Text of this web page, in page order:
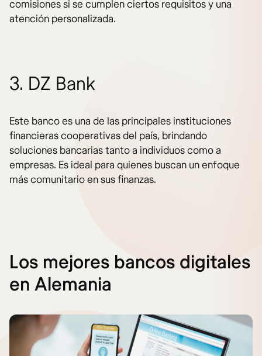
comisiones si se cumplen ciertos requisitos y una
atención personalizada.
3. DZ Bank
Este banco es una de las principales instituciones
financieras cooperativas del país, brindando
soluciones bancarias tanto a individuos como a
empresas. Es ideal para quienes buscan un enfoque
más comunitario en sus finanzas.
Los mejores bancos digitales
en Alemania